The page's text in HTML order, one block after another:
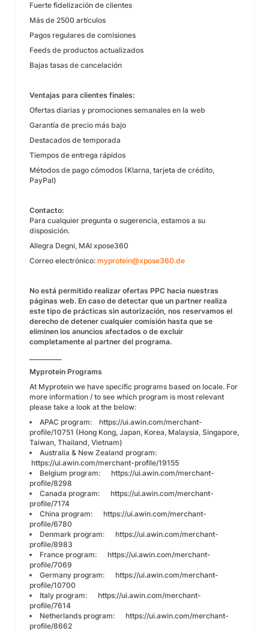
Fuerte fidelización de clientes
Más de 2500 artículos
Pagos regulares de comisiones
Feeds de productos actualizados
Bajas tasas de cancelación
Ventajas para clientes finales:
Ofertas diarias y promociones semanales en la web
Garantía de precio más bajo
Destacados de temporada
Tiempos de entrega rápidos
Métodos de pago cómodos (Klarna, tarjeta de crédito,
PayPal)
Contacto:
Para cualquier pregunta o sugerencia, estamos a su
disposición.
Allegra Degni, MAI xpose360
Correo electrónico: myprotein@xpose360.de
No está permitido realizar ofertas PPC hacia nuestras
páginas web. En caso de detectar que un partner realiza
este tipo de prácticas sin autorización, nos reservamos el
derecho de detener cualquier comisión hasta que se
eliminen los anuncios afectados o de excluir
completamente al partner del programa.
Myprotein Programs
At Myprotein we have specific programs based on locale. For
more information / to see which program is most relevant
please take a look at the below:
APAC program: https://ui.awin.com/merchant-
profile/10751 (Hong Kong, Japan, Korea, Malaysia, Singapore,
Taiwan, Thailand, Vietnam)
Australia & New Zealand program:
https://ui.awin.com/merchant-profile/19155
Belgium program: https://ui.awin.com/merchant-
profile/8298
Canada program: https://ui.awin.com/merchant-
profile/7174
China program: https://ui.awin.com/merchant-
profile/6780
Denmark program: https://ui.awin.com/merchant-
profile/8983
France program: https://ui.awin.com/merchant-
profile/7069
Germany program: https://ui.awin.com/merchant-
profile/10700
Italy program: https://ui.awin.com/merchant-
profile/7614
Netherlands program: https://ui.awin.com/merchant-
profile/8662